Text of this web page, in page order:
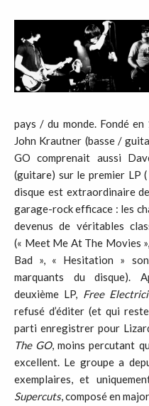
pays / du monde. Fondé
John Krautner (basse /
GO comprenait aussi
(guitare) sur le premier LP (
disque est extraordinaire
garage-rock efficace : les
devenus de véritables
(« Meet Me At The Movies
Bad », « Hesitation »
marquants du disque).
deuxième LP, Free
refusé d’éditer (et qui
parti enregistrer pour
The GO, moins percutant
excellent. Le groupe a
exemplaires, et
Supercuts, composé en